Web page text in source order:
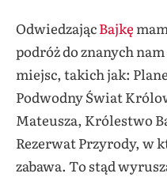
OdwiedzającBajkę
podróż do znanych
miejsc, takich jak:
Podwodny Świat
Mateusza, Królestwo
Rezerwat Przyrody, w
zabawa. To stąd